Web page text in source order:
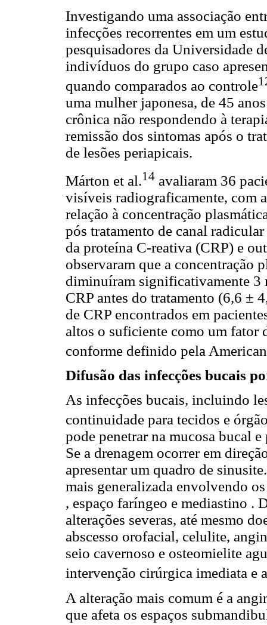
Investigando uma associação
infecções recorrentes em um
pesquisadores da Universidade
indivíduos do grupo caso
quando comparados ao controle
uma mulher japonesa, de 45
crônica não respondendo à
remissão dos sintomas após o
de lesões periapicais.
Márton et al.14 avaliaram 36
visíveis radiograficamente, com
relação à concentração
pós tratamento de canal
da proteína C-reativa (CRP) e
observaram que a concentração
diminuíram significativamente 3
CRP antes do tratamento (6,6 ±
de CRP encontrados em
altos o suficiente como um fator
conforme definido pela
Difusão das infecções bucais
As infecções bucais, incluindo
continuidade para tecidos e
pode penetrar na mucosa bucal
Se a drenagem ocorrer em
apresentar um quadro de
mais generalizada envolvendo
, espaço faríngeo e mediastino .
alterações severas, até mesmo
abscesso orofacial, celulite,
seio cavernoso e osteomielite
intervenção cirúrgica imediata e
A alteração mais comum é a
que afeta os espaços